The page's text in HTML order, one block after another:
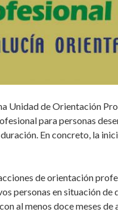
Unidad de Orientación
para personas
En concreto, la
de orientación
personas en situación
al menos doce meses